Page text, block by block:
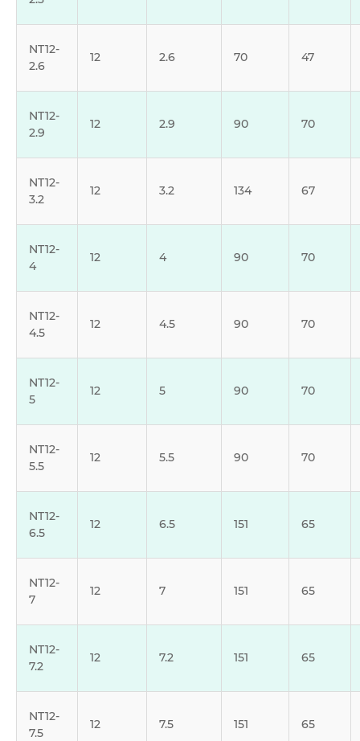
NT12-
2.6
12 2.6 70 47
NT12-
2.9
12 2.9 90 70
NT12-
3.2
12 3.2 134 67
NT12-
4
12 4 90 70
NT12-
4.5
12 4.5 90 70
NT12-
5
12 5 90 70
NT12-
5.5
12 5.5 90 70
NT12-
6.5
12 6.5 151 65
NT12-
7
12 7 151 65
NT12-
7.2
12 7.2 151 65
NT12-
7.5
12 7.5 151 65